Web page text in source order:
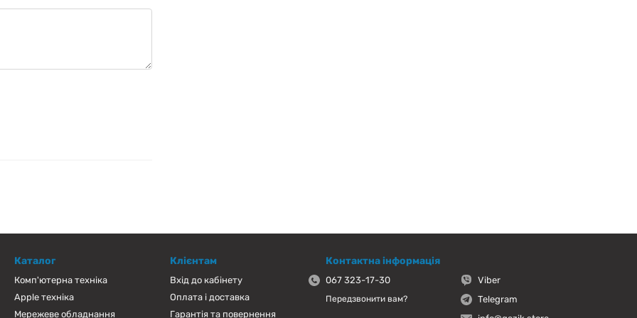
Каталог
Комп'ютерна техніка
Apple техніка
Мережеве обладнання
Клієнтам
Вхід до кабінету
Оплата і доставка
Гарантія та повернення
Контактна інформація
067 323-17-30
Передзвонити вам?
Viber
Telegram